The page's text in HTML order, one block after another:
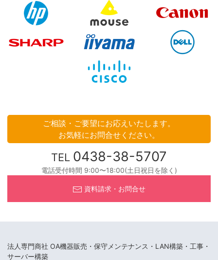
ご相談・ご要望にお応えいたします。
お気軽にお問合せください。
TEL 0438-38-5707
電話受付時間 9:00〜18:00(土日祝日を除く)
資料請求・お問合せ
法人専門商社 OA機器販売・保守メンテナンス・LAN構築・工事・
サーバー構築